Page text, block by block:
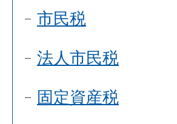
市民税
法人市民税
固定資産税